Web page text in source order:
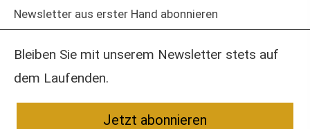
Newsletter aus erster Hand abonnieren
Bleiben Sie mit unserem Newsletter stets auf
dem Laufenden.
Jetzt abonnieren